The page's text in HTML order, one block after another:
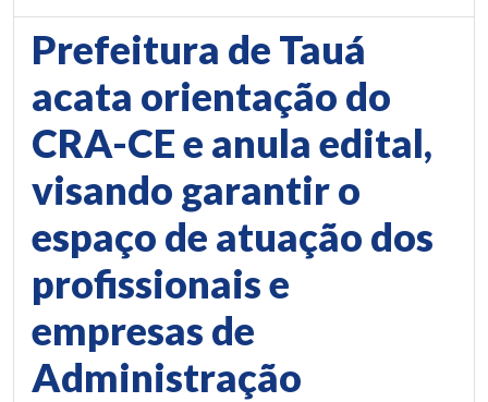
Prefeitura de Tauá
acata orientação do
CRA-CE e anula edital,
visando garantir o
espaço de atuação dos
profissionais e
empresas de
Administração